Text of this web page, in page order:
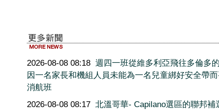
2026-08-08 08:18 週四一班從維多利亞飛往多倫多
因一名家長和機組人員未能為一名兒童綁好安全帶
消航班
2026-08-08 08:17 北溫哥華- Capilano選區的聯邦補